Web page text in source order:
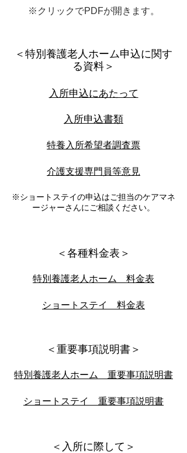
※​クリックでPDFが開きます。
＜特別養護老人ホーム申込に関す
る資料＞
入所申込にあたって
入所申込書類
特養入所希望者調査票
介護支援専門員等意見
※ショートステイの申込はご担当のケアマネ
ージャーさんにご相談ください。
​＜各種料金表＞
特別養護老人ホーム 料金表
​ショートステイ 料金表
​＜重要事項説明書＞
特別養護老人ホーム 重要事項説明書
ショートステイ 重要事項説明書
＜入所に際して＞